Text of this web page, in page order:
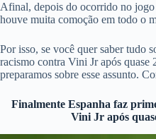
Afinal, depois do ocorrido no
houve muita comoção em todo o
Por isso, se você quer saber tudo
racismo contra Vini Jr após quase
preparamos sobre esse assunto.
Finalmente Espanha faz
Vini Jr após